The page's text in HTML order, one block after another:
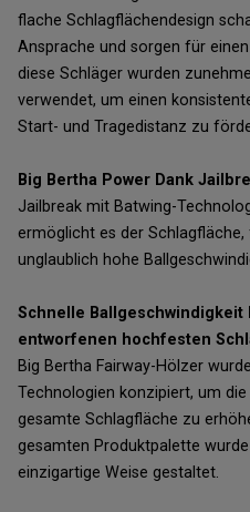
flache Schlagflächendesign
Ansprache und sorgen für
diese Schläger wurden
verwendet, um einen
Start- und Tragedistanz zu
Big Bertha Power Dank
Jailbreak mit Batwing-
ermöglicht es der
unglaublich hohe
Schnelle Ballgeschwindigkeit
entworfenen hochfesten
Big Bertha Fairway-Hölzer
Technologien konzipiert, um
gesamte Schlagfläche zu
gesamten Produktpalette
einzigartige Weise gestaltet.